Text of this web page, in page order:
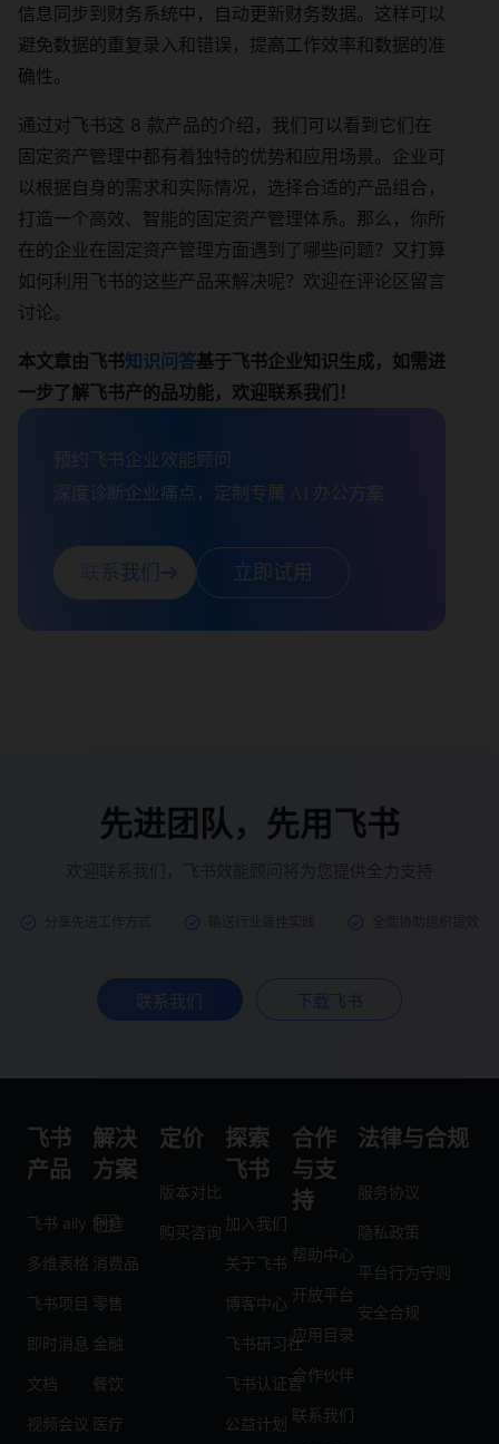
信息同步到财务系统中，自动更新财务数据。这样可以
避免数据的重复录入和错误，提高工作效率和数据的准
确性。
通过对飞书这 8 款产品的介绍，我们可以看到它们在
固定资产管理中都有着独特的优势和应用场景。企业可
以根据自身的需求和实际情况，选择合适的产品组合，
打造一个高效、智能的固定资产管理体系。那么，你所
在的企业在固定资产管理方面遇到了哪些问题？又打算
如何利用飞书的这些产品来解决呢？欢迎在评论区留言
讨论。
本文章由飞书知识问答基于飞书企业知识生成，如需进
一步了解飞书产的品功能，欢迎联系我们！
预约飞书企业效能顾问
深度诊断企业痛点，定制专属 AI 办公方案
联系我们 立即试用
先进团队，先用飞书
联系我们 下载飞书
飞书
产品
飞书 aily
多维表格
飞书项目
即时消息
文档
视频会议
解决
方案
制造
消费品
零售
金融
餐饮
医疗
定价
版本对比
购买咨询
探索
飞书
加入我们
关于飞书
博客中心
飞书研习社
飞书认证官
公益计划
合作
与支
持
帮助中心
开放平台
应用目录
合作伙伴
联系我们
法律与合规
服务协议
隐私政策
平台行为守则
安全合规